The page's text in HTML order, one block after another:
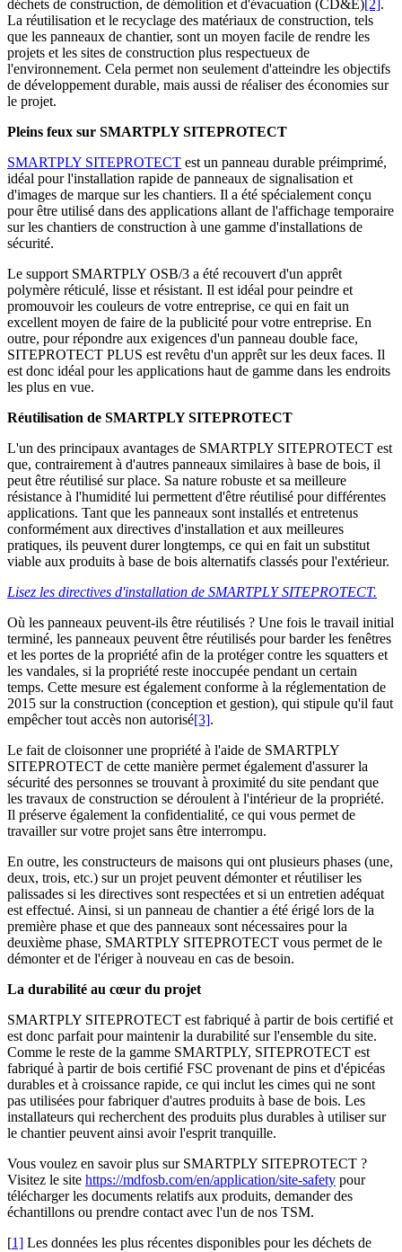
déchets de construction, de démolition et d'évacuation (CD&E) [2] .
La réutilisation et le recyclage des matériaux de construction, tels
que les panneaux de chantier, sont un moyen facile de rendre les
projets et les sites de construction plus respectueux de
l'environnement. Cela permet non seulement d'atteindre les objectifs
de développement durable, mais aussi de réaliser des économies sur
le projet.
Pleins feux sur SMARTPLY SITEPROTECT
SMARTPLY SITEPROTECT est un panneau durable préimprimé,
idéal pour l'installation rapide de panneaux de signalisation et
d'images de marque sur les chantiers. Il a été spécialement conçu
pour être utilisé dans des applications allant de l'affichage temporaire
sur les chantiers de construction à une gamme d'installations de
sécurité.
Le support SMARTPLY OSB/3 a été recouvert d'un apprêt
polymère réticulé, lisse et résistant. Il est idéal pour peindre et
promouvoir les couleurs de votre entreprise, ce qui en fait un
excellent moyen de faire de la publicité pour votre entreprise. En
outre, pour répondre aux exigences d'un panneau double face,
SITEPROTECT PLUS est revêtu d'un apprêt sur les deux faces. Il
est donc idéal pour les applications haut de gamme dans les endroits
les plus en vue.
Réutilisation de SMARTPLY SITEPROTECT
L'un des principaux avantages de SMARTPLY SITEPROTECT est
que, contrairement à d'autres panneaux similaires à base de bois, il
peut être réutilisé sur place. Sa nature robuste et sa meilleure
résistance à l'humidité lui permettent d'être réutilisé pour différentes
applications. Tant que les panneaux sont installés et entretenus
conformément aux directives d'installation et aux meilleures
pratiques, ils peuvent durer longtemps, ce qui en fait un substitut
viable aux produits à base de bois alternatifs classés pour l'extérieur.
Lisez les directives d'installation de SMARTPLY SITEPROTECT.
Où les panneaux peuvent-ils être réutilisés ? Une fois le travail initial
terminé, les panneaux peuvent être réutilisés pour barder les fenêtres
et les portes de la propriété afin de la protéger contre les squatters et
les vandales, si la propriété reste inoccupée pendant un certain
temps. Cette mesure est également conforme à la réglementation de
2015 sur la construction (conception et gestion), qui stipule qu'il faut
empêcher tout accès non autorisé[3].
Le fait de cloisonner une propriété à l'aide de SMARTPLY
SITEPROTECT de cette manière permet également d'assurer la
sécurité des personnes se trouvant à proximité du site pendant que
les travaux de construction se déroulent à l'intérieur de la propriété.
Il préserve également la confidentialité, ce qui vous permet de
travailler sur votre projet sans être interrompu.
En outre, les constructeurs de maisons qui ont plusieurs phases (une,
deux, trois, etc.) sur un projet peuvent démonter et réutiliser les
palissades si les directives sont respectées et si un entretien adéquat
est effectué. Ainsi, si un panneau de chantier a été érigé lors de la
première phase et que des panneaux sont nécessaires pour la
deuxième phase, SMARTPLY SITEPROTECT vous permet de le
démonter et de l'ériger à nouveau en cas de besoin.
La durabilité au cœur du projet
SMARTPLY SITEPROTECT est fabriqué à partir de bois certifié et
est donc parfait pour maintenir la durabilité sur l'ensemble du site.
Comme le reste de la gamme SMARTPLY, SITEPROTECT est
fabriqué à partir de bois certifié FSC provenant de pins et d'épicéas
durables et à croissance rapide, ce qui inclut les cimes qui ne sont
pas utilisées pour fabriquer d'autres produits à base de bois. Les
installateurs qui recherchent des produits plus durables à utiliser sur
le chantier peuvent ainsi avoir l'esprit tranquille.
Vous voulez en savoir plus sur SMARTPLY SITEPROTECT ?
Visitez le site https://mdfosb.com/en/application/site-safety pour
télécharger les documents relatifs aux produits, demander des
échantillons ou prendre contact avec l'un de nos TSM.
[1] Les données les plus récentes disponibles pour les déchets de